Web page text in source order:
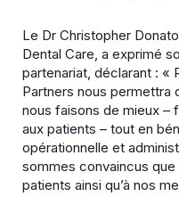
Le Dr Christopher
Dental Care, a exprimé
partenariat, déclarant : «
Partners nous permettra
nous faisons de mieux –
aux patients – tout en
opérationnelle et
sommes convaincus
patients ainsi qu’à nos